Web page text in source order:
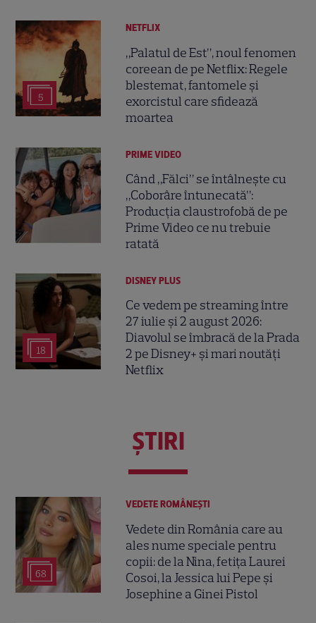
5
NETFLIX
„Palatul de Est”, noul fenomen
coreean de pe Netflix: Regele
blestemat, fantomele și
exorcistul care sfidează
moartea
PRIME VIDEO
Când „Fălci” se întâlnește cu
„Coborâre întunecată”:
Producția claustrofobă de pe
Prime Video ce nu trebuie
ratată
18
DISNEY PLUS
Ce vedem pe streaming între
27 iulie și 2 august 2026:
Diavolul se îmbracă de la Prada
2 pe Disney+ și mari noutăți
Netflix
ŞTIRI
68
VEDETE ROMÂNEŞTI
Vedete din România care au
ales nume speciale pentru
copii: de la Nina, fetița Laurei
Cosoi, la Jessica lui Pepe și
Josephine a Ginei Pistol